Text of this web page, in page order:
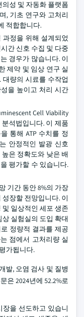
성 및 자동화 플랫폼
, 기초 연구와 고처리
적합합니다.
정을 위해 설계되었
간 신호 수집 및 다중
경우가 많습니다. 이
제약 및 임상 연구 실
량의 시료를 수작업
을 높이고 처리 시간
Cell Viability
분석법입니다. 이 제품
통해 ATP 수치를 정
안정적인 발광 신호
은 정확도와 낮은 배
평가할 수 있습니다.
기간 동안 8%의 가장
성장할 전망입니다. 이
일상적인 세포 생존
실험실의 도입 확대
정량적 결과를 제공
점에서 고처리량 실
가됩니다.
발, 오염 검사 및 질병
은 2024년에 52.2%로
을 선도하고 있습니